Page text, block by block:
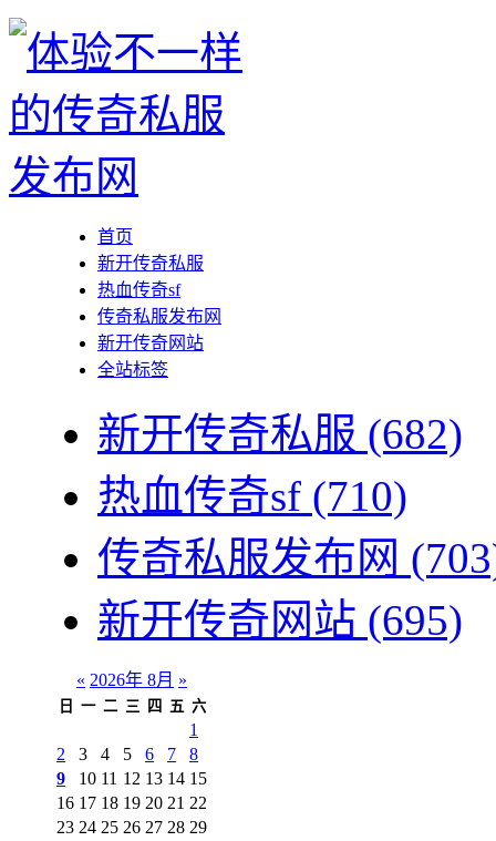
首页
新开传奇私服
热血传奇sf
传奇私服发布网
新开传奇网站
全站标签
新开传奇私服 (682)
热血传奇sf (710)
传奇私服发布网
新开传奇网站 (695)
« 2026年 8月 »
日 一 二 三 四 五 六
1
2
3 4 5 6 7
8
9
10 11 12 13 14 15
16 17 18 19 20 21 22
23 24 25 26 27 28 29